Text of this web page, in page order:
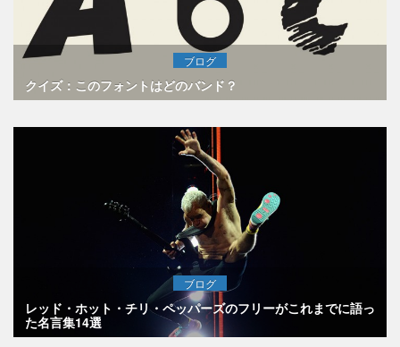
ブログ
クイズ：このフォントはどのバンド？
ブログ
レッド・ホット・チリ・ペッパーズのフリーがこれまでに語っ
た名言集14選